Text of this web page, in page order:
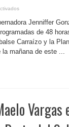
Rico-
Gobierno
establecerá
en
la
madrugada
del
48
horas
Jenniffer
de 48
Carraízo y la
la mañana de este ...